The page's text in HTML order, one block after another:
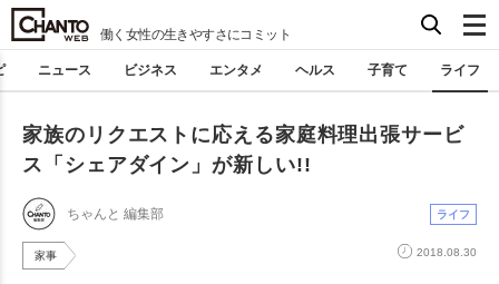
働く女性の生きやすさにコミット
ニュース ビジネス エンタメ ヘルス 子育て ライフ
家族のリクエストに応える家庭料理出張サービ
ス「シェアダイン」が新しい!!
ちゃんと 編集部 ライフ
家事 2018.08.30